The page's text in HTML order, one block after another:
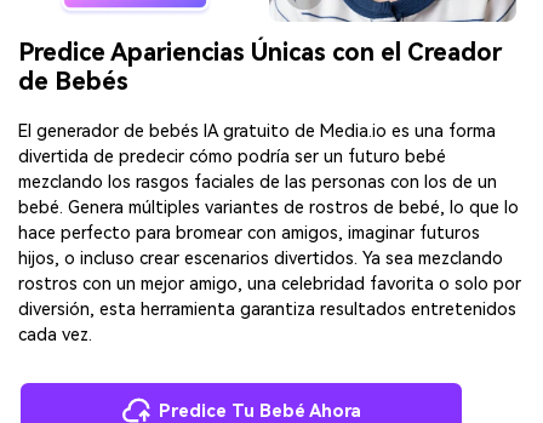
Predice Apariencias Únicas con el Creador
de Bebés
El generador de bebés IA gratuito de Media.io es una forma
divertida de predecir cómo podría ser un futuro bebé
mezclando los rasgos faciales de las personas con los de un
bebé. Genera múltiples variantes de rostros de bebé, lo que lo
hace perfecto para bromear con amigos, imaginar futuros
hijos, o incluso crear escenarios divertidos. Ya sea mezclando
rostros con un mejor amigo, una celebridad favorita o solo por
diversión, esta herramienta garantiza resultados entretenidos
cada vez.
Predice Tu Bebé Ahora